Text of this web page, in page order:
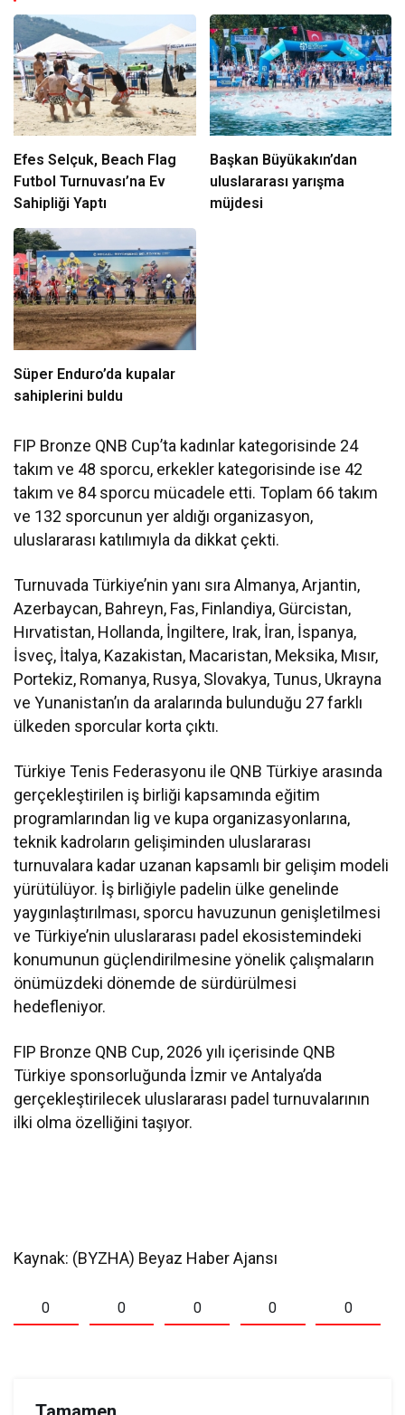
Efes Selçuk, Beach Flag
Futbol Turnuvası’na Ev
Sahipliği Yaptı
Başkan Büyükakın’dan
uluslararası yarışma
müjdesi
Süper Enduro’da kupalar
sahiplerini buldu
FIP Bronze QNB Cup’ta kadınlar kategorisinde 24
takım ve 48 sporcu, erkekler kategorisinde ise 42
takım ve 84 sporcu mücadele etti. Toplam 66 takım
ve 132 sporcunun yer aldığı organizasyon,
uluslararası katılımıyla da dikkat çekti.
Turnuvada Türkiye’nin yanı sıra Almanya, Arjantin,
Azerbaycan, Bahreyn, Fas, Finlandiya, Gürcistan,
Hırvatistan, Hollanda, İngiltere, Irak, İran, İspanya,
İsveç, İtalya, Kazakistan, Macaristan, Meksika, Mısır,
Portekiz, Romanya, Rusya, Slovakya, Tunus, Ukrayna
ve Yunanistan’ın da aralarında bulunduğu 27 farklı
ülkeden sporcular korta çıktı.
Türkiye Tenis Federasyonu ile QNB Türkiye arasında
gerçekleştirilen iş birliği kapsamında eğitim
programlarından lig ve kupa organizasyonlarına,
teknik kadroların gelişiminden uluslararası
turnuvalara kadar uzanan kapsamlı bir gelişim modeli
yürütülüyor. İş birliğiyle padelin ülke genelinde
yaygınlaştırılması, sporcu havuzunun genişletilmesi
ve Türkiye’nin uluslararası padel ekosistemindeki
konumunun güçlendirilmesine yönelik çalışmaların
önümüzdeki dönemde de sürdürülmesi
hedefleniyor.
FIP Bronze QNB Cup, 2026 yılı içerisinde QNB
Türkiye sponsorluğunda İzmir ve Antalya’da
gerçekleştirilecek uluslararası padel turnuvalarının
ilki olma özelliğini taşıyor.
Kaynak: (BYZHA) Beyaz Haber Ajansı
0 0 0 0 0